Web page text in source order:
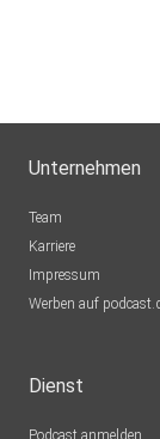
Unternehmen
Team
Karriere
Impressum
Werben auf
Dienst